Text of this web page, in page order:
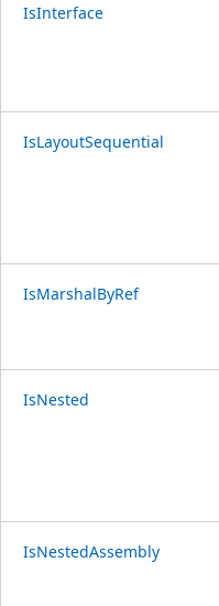
IsInterface
IsLayoutSequential
IsMarshalByRef
IsNested
IsNestedAssembly